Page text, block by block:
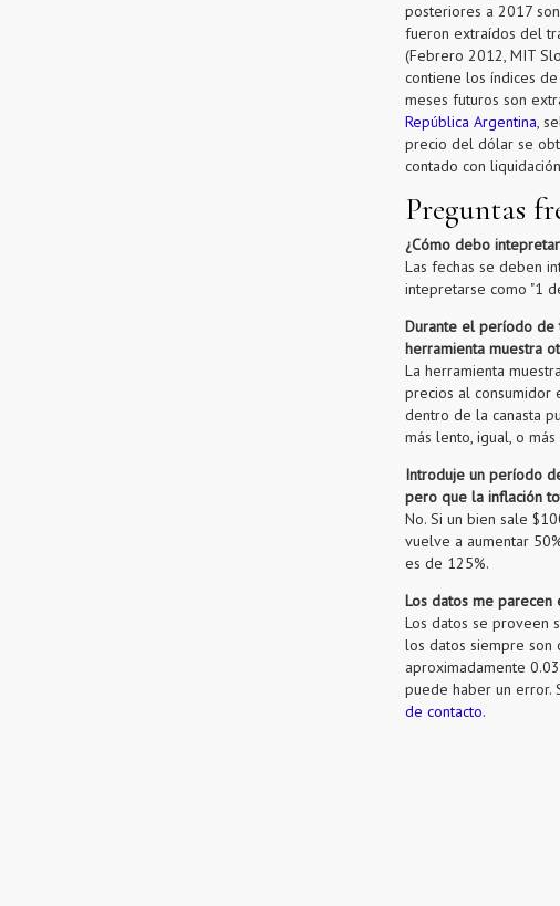
posteriores a 2017
fueron extraídos del
(Febrero 2012, MIT
contiene los índices
meses futuros son
República Argentina,
precio del dólar se
contado con
Preguntas
¿Cómo debo
Las fechas se deben
intepretarse como "1
Durante el período de
herramienta muestra
La herramienta
precios al consumidor
dentro de la canasta
más lento, igual, o
Introduje un período
pero que la inflación
No. Si un bien sale
vuelve a aumentar
es de 125%.
Los datos me parecen
Los datos se proveen
los datos siempre son
aproximadamente
puede haber un error.
de contacto.